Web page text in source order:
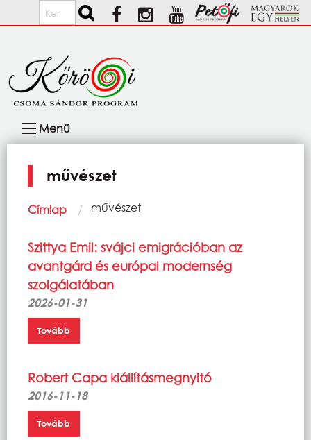
Ugrás a tartalomra
Keresés
navigáció
Menü
művészet
Morzsa
Címlap Current:
művészet
Szittya Emil: svájci emigrációban az
avantgárd és európai modernség
szolgálatában
2026-01-31
Tovább
Robert Capa kiállításmegnyitó
2016-11-18
Tovább